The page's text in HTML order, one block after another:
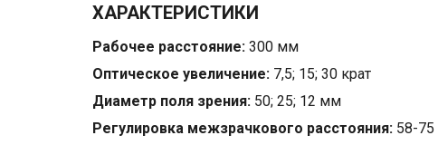
ХАРАКТЕРИСТИКИ
Рабочее расстояние: 300 мм
Оптическое увеличение: 7,5; 15; 30 крат
Диаметр поля зрения: 50; 25; 12 мм
Регулировка межзрачкового расстояния: 58-